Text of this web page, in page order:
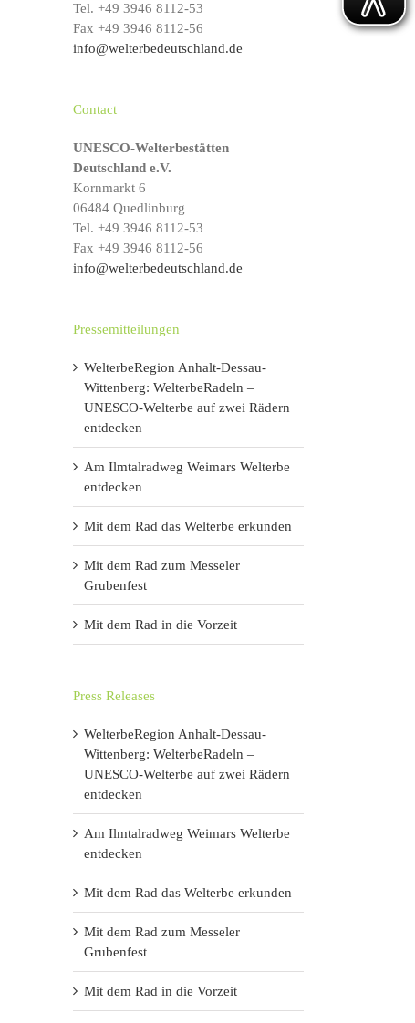
Tel. +49 3946 8112-53
Fax +49 3946 8112-56
info@welterbedeutschland.de
Contact
UNESCO-Welterbestätten
Deutschland e.V.
Kornmarkt 6
06484 Quedlinburg
Tel. +49 3946 8112-53
Fax +49 3946 8112-56
info@welterbedeutschland.de
Pressemitteilungen
WelterbeRegion Anhalt-Dessau-
Wittenberg: WelterbeRadeln –
UNESCO-Welterbe auf zwei Rädern
entdecken
Am Ilmtalradweg Weimars Welterbe
entdecken
Mit dem Rad das Welterbe erkunden
Mit dem Rad zum Messeler
Grubenfest
Mit dem Rad in die Vorzeit
Press Releases
WelterbeRegion Anhalt-Dessau-
Wittenberg: WelterbeRadeln –
UNESCO-Welterbe auf zwei Rädern
entdecken
Am Ilmtalradweg Weimars Welterbe
entdecken
Mit dem Rad das Welterbe erkunden
Mit dem Rad zum Messeler
Grubenfest
Mit dem Rad in die Vorzeit